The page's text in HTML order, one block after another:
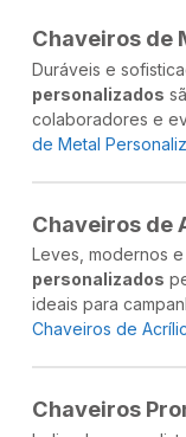
Chaveiros de
Duráveis e
personalizados
colaboradores e
de Metal
Chaveiros de
Leves, modernos
personalizados
ideais para
Chaveiros de
Chaveiros